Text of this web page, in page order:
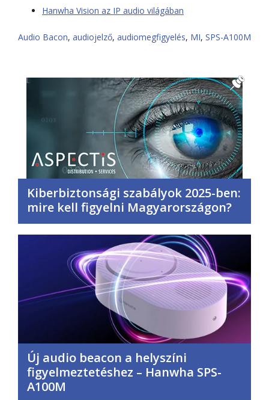
Hanwha Vision az IP audio világában
Audio Bacon, audiojelző, audiomegfigyelés, MI, SPS-A100M
Kiberbiztonsági szabályok 2025-ben:
mire kell figyelni Magyarországon?
Új audio beacon a helyszíni
figyelmeztetéshez – Hanwha SPS-
A100M